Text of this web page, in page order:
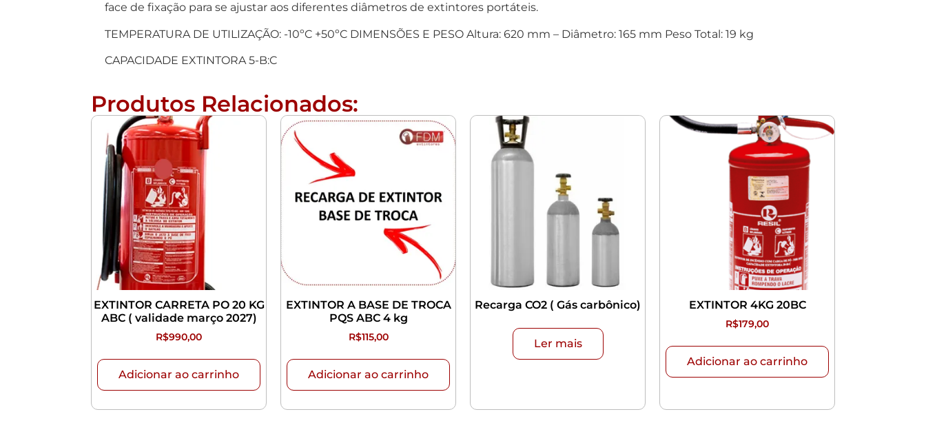
face de fixação para se ajustar aos diferentes diâmetros de extintores portáteis.
TEMPERATURA DE UTILIZAÇÃO: -10ºC +50ºC DIMENSÕES E PESO Altura: 620 mm – Diâmetro: 165 mm Peso Total: 19 kg
CAPACIDADE EXTINTORA 5-B:C
Produtos Relacionados:
EXTINTOR CARRETA PO 20 KG
ABC ( validade março 2027)
R$990,00
Adicionar ao carrinho
EXTINTOR A BASE DE TROCA
PQS ABC 4 kg
R$115,00
Adicionar ao carrinho
Recarga CO2 ( Gás carbônico)
Ler mais
EXTINTOR 4KG 20BC
R$179,00
Adicionar ao carrinho